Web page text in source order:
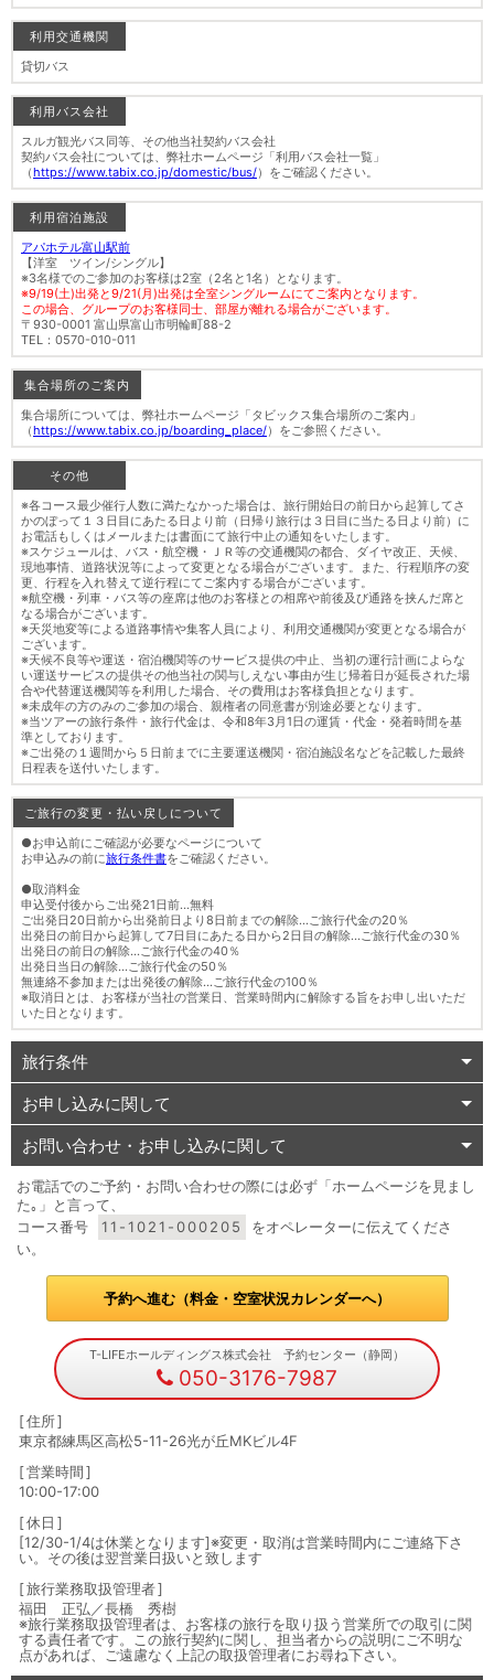
利用交通機関
貸切バス
利用バス会社
スルガ観光バス同等、その他当社契約バス会社
契約バス会社については、弊社ホームページ「利用バス会社一覧」
（https://www.tabix.co.jp/domestic/bus/）をご確認ください。
利用宿泊施設
アパホテル富山駅前
【洋室 ツイン/シングル】
※3名様でのご参加のお客様は2室（2名と1名）となります。
※9/19(土)出発と9/21(月)出発は全室シングルームにてご案内となります。
この場合、グループのお客様同士、部屋が離れる場合がございます。
〒930-0001 富山県富山市明輪町88-2
TEL：0570-010-011
集合場所のご案内
集合場所については、弊社ホームページ「タビックス集合場所のご案内」
（https://www.tabix.co.jp/boarding_place/）をご参照ください。
その他
※各コース最少催行人数に満たなかった場合は、旅行開始日の前日から起算してさ
かのぼって１３日目にあたる日より前（日帰り旅行は３日目に当たる日より前）に
お電話もしくはメールまたは書面にて旅行中止の通知をいたします。
※スケジュールは、バス・航空機・ＪＲ等の交通機関の都合、ダイヤ改正、天候、
現地事情、道路状況等によって変更となる場合がございます。また、行程順序の変
更、行程を入れ替えて逆行程にてご案内する場合がございます。
※航空機・列車・バス等の座席は他のお客様との相席や前後及び通路を挟んだ席と
なる場合がございます。
※天災地変等による道路事情や集客人員により、利用交通機関が変更となる場合が
ございます。
※天候不良等や運送・宿泊機関等のサービス提供の中止、当初の運行計画によらな
い運送サービスの提供その他当社の関与しえない事由が生じ帰着日が延長された場
合や代替運送機関等を利用した場合、その費用はお客様負担となります。
※未成年の方のみのご参加の場合、親権者の同意書が別途必要となります。
※当ツアーの旅行条件・旅行代金は、令和8年3月1日の運賃・代金・発着時間を基
準としております。
※ご出発の１週間から５日前までに主要運送機関・宿泊施設名などを記載した最終
日程表を送付いたします。
ご旅行の変更・払い戻しについて
●お申込前にご確認が必要なページについて
お申込みの前に旅行条件書をご確認ください。
●取消料金
申込受付後からご出発21日前…無料
ご出発日20日前から出発前日より8日前までの解除…ご旅行代金の20％
出発日の前日から起算して7日目にあたる日から2日目の解除…ご旅行代金の30％
出発日の前日の解除…ご旅行代金の40％
出発日当日の解除…ご旅行代金の50％
無連絡不参加または出発後の解除…ご旅行代金の100％
※取消日とは、お客様が当社の営業日、営業時間内に解除する旨をお申し出いただ
いた日となります。
旅行条件
お申し込みに関して
お問い合わせ・お申し込みに関して
お電話でのご予約・お問い合わせの際には必ず「ホームページを見まし
た｡」と言って、
コース番号
11-1021-000205
をオペレーターに伝えてくださ
い。
予約へ進む（料金・空室状況カレンダーへ）
T-LIFEホールディングス株式会社 予約センター（静岡）
050-3176-7987
住所
東京都練馬区高松5-11-26光が丘MKビル4F
営業時間
10:00-17:00
休日
[12/30-1/4は休業となります]※変更・取消は営業時間内にご連絡下さ
い。その後は翌営業日扱いと致します
旅行業務取扱管理者
福田 正弘／長橋 秀樹
※旅行業務取扱管理者は、お客様の旅行を取り扱う営業所での取引に関
する責任者です。この旅行契約に関し、担当者からの説明にご不明な
点があれば、ご遠慮なく上記の取扱管理者にお尋ね下さい。